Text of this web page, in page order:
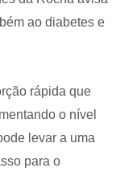
ao diabetes e
rápida que
o nível
levar a uma
para o